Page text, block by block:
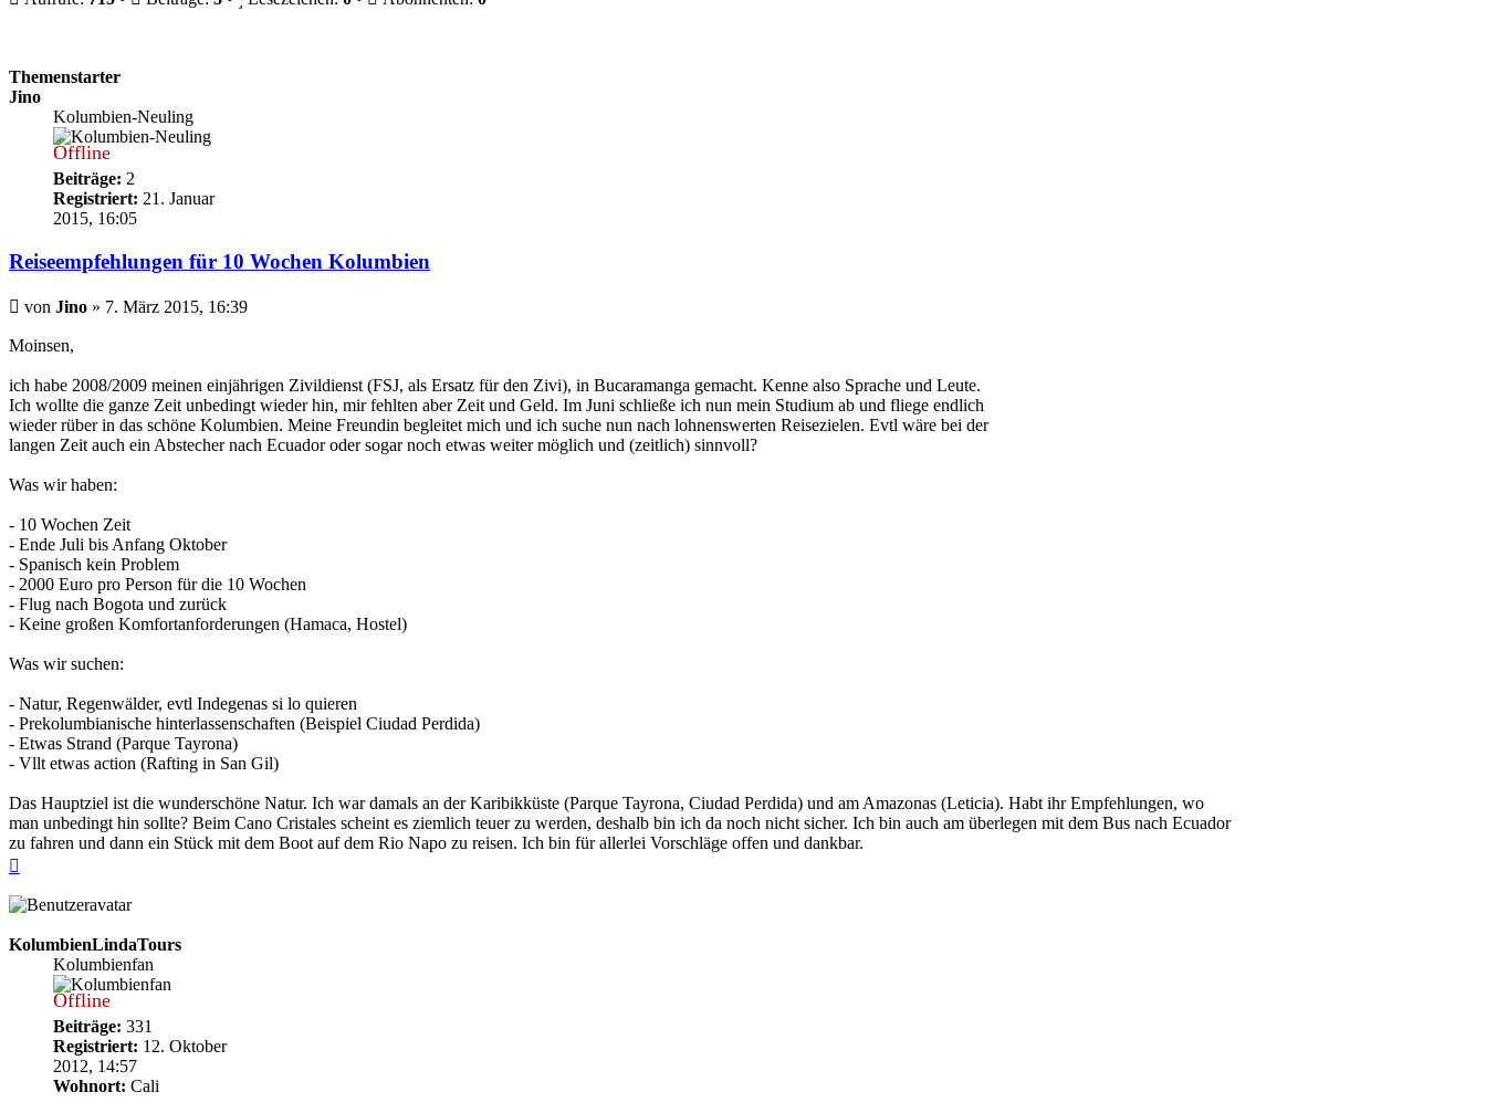
Themenstarter
Jino
Kolumbien-Neuling
Offline
Beiträge: 2
Registriert: 21. Januar
2015, 16:05
Reiseempfehlungen für 10 Wochen Kolumbien
Beitrag
von Jino » 7. März 2015, 16:39
Moinsen,
ich habe 2008/2009 meinen einjährigen Zivildienst (FSJ, als Ersatz für den Zivi), in Bucaramanga gemacht. Kenne also Sprache und Leute.
Ich wollte die ganze Zeit unbedingt wieder hin, mir fehlten aber Zeit und Geld. Im Juni schließe ich nun mein Studium ab und fliege endlich
wieder rüber in das schöne Kolumbien. Meine Freundin begleitet mich und ich suche nun nach lohnenswerten Reisezielen. Evtl wäre bei der
langen Zeit auch ein Abstecher nach Ecuador oder sogar noch etwas weiter möglich und (zeitlich) sinnvoll?
Was wir haben:
- 10 Wochen Zeit
- Ende Juli bis Anfang Oktober
- Spanisch kein Problem
- 2000 Euro pro Person für die 10 Wochen
- Flug nach Bogota und zurück
- Keine großen Komfortanforderungen (Hamaca, Hostel)
Was wir suchen:
- Natur, Regenwälder, evtl Indegenas si lo quieren
- Prekolumbianische hinterlassenschaften (Beispiel Ciudad Perdida)
- Etwas Strand (Parque Tayrona)
- Vllt etwas action (Rafting in San Gil)
Das Hauptziel ist die wunderschöne Natur. Ich war damals an der Karibikküste (Parque Tayrona, Ciudad Perdida) und am Amazonas (Leticia). Habt ihr Empfehlungen, wo
man unbedingt hin sollte? Beim Cano Cristales scheint es ziemlich teuer zu werden, deshalb bin ich da noch nicht sicher. Ich bin auch am überlegen mit dem Bus nach Ecuador
zu fahren und dann ein Stück mit dem Boot auf dem Rio Napo zu reisen. Ich bin für allerlei Vorschläge offen und dankbar.
KolumbienLindaTours
Kolumbienfan
Offline
Beiträge: 331
Registriert: 12. Oktober
2012, 14:57
Wohnort: Cali